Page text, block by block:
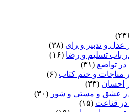
عدل و تدبیر و رای (۳۸)
باب تسلیم و رضا (۱۶)
تواضع (۳۱)
مناجات و ختم کتاب (۶)
احسان (۳۳)
عشق و مستی و شور (۳۰)
قناعت (۱۵)